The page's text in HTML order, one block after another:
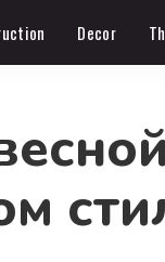
Decor